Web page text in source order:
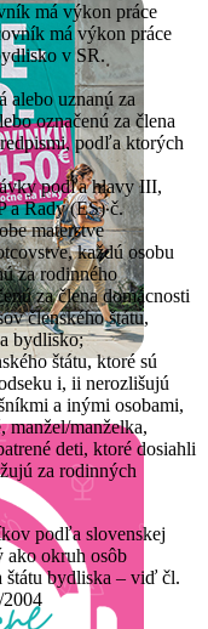
má výkon práce
má výkon práce
v SR.
alebo uznanú za
označenú za člena
podľa ktorých
podľa hlavy III,
a Rady (ES) č.
materstve
každú osobu
za rodinného
za člena domácnosti
členského štátu,
bydlisko;
štátu, ktoré sú
i, ii nerozlišujú
a inými osobami,
manžel/manželka,
deti, ktoré dosiahli
za rodinných
podľa slovenskej
ako okruh osôb
bydliska – viď čl.
2004